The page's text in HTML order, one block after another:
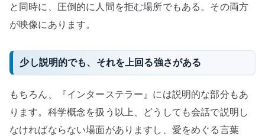
と同時に、圧倒的に人間を拒む場所でもある。その両方
が映像にあります。
少し説明的でも、それを上回る強さがある
もちろん、『インターステラー』には説明的な部分もあ
ります。科学概念を扱う以上、どうしても会話で説明し
なければならない場面がありますし、愛をめぐる言葉